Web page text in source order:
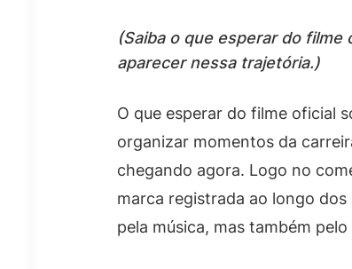
(Saiba o que esperar do
aparecer nessa trajetória.)
O que esperar do filme oficial
organizar momentos da
chegando agora. Logo no
marca registrada ao longo
pela música, mas também